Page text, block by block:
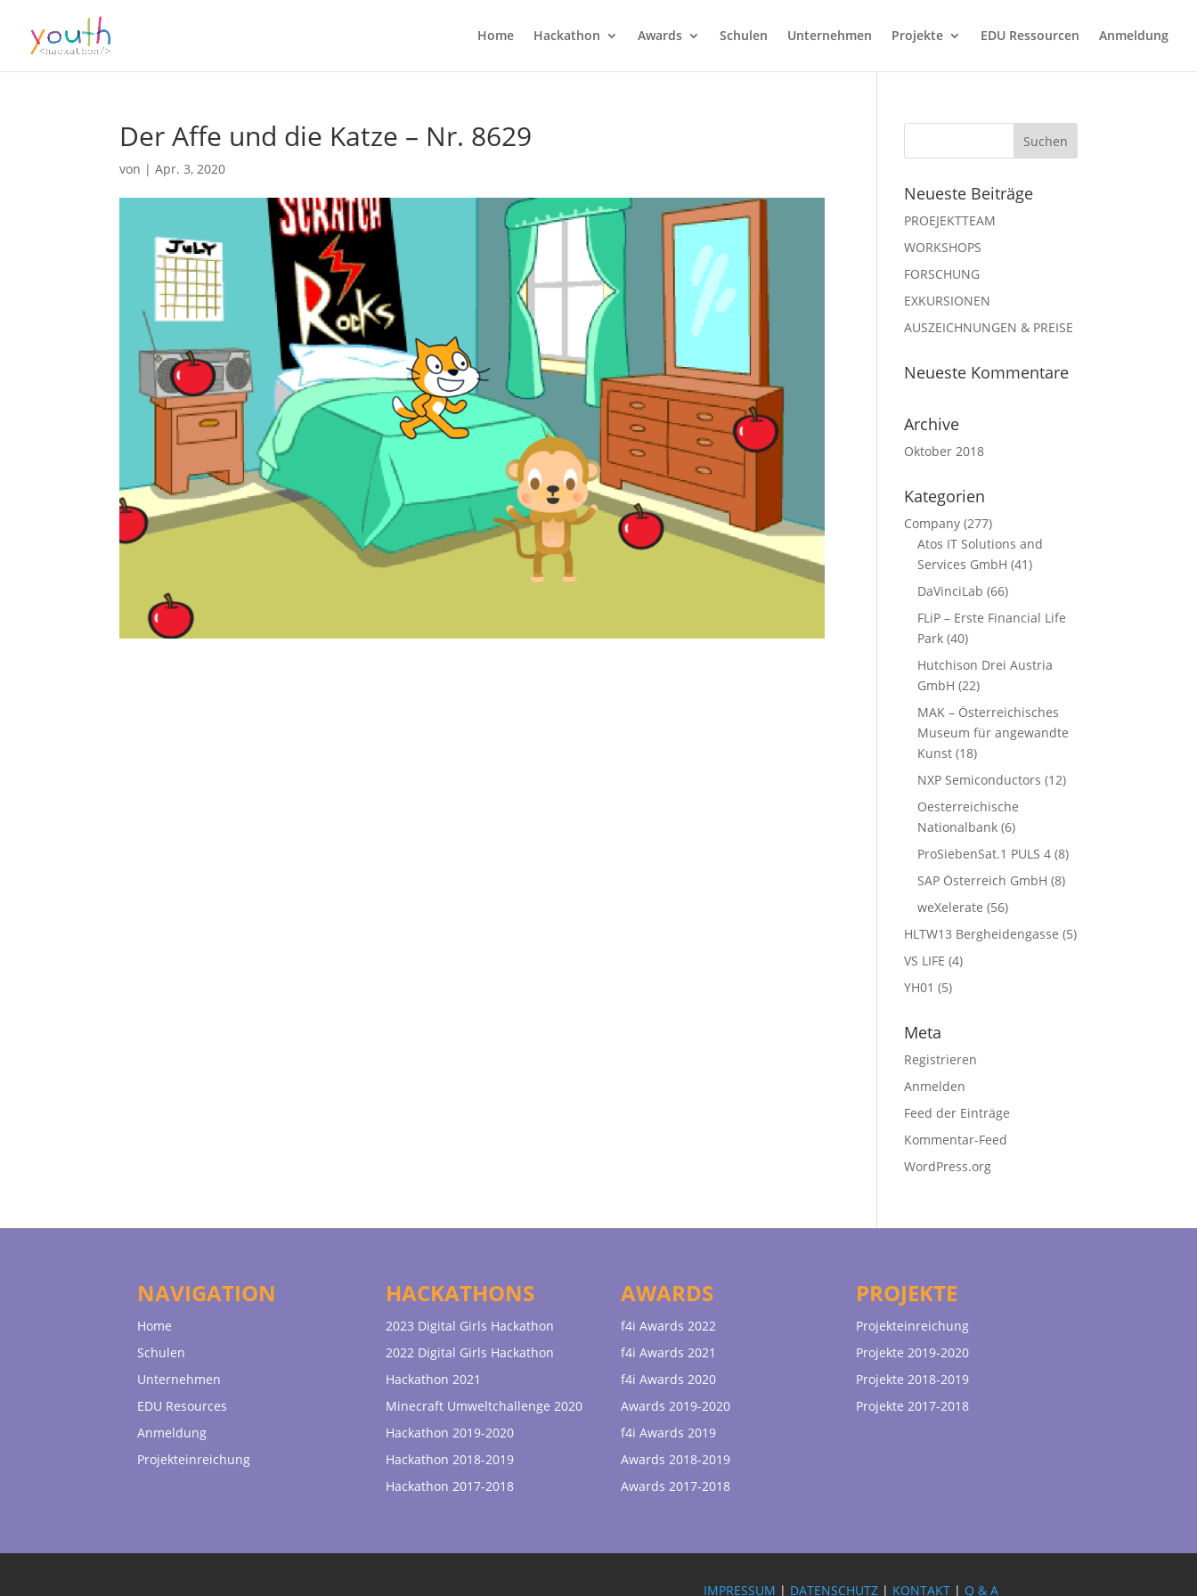
Home Hackathon Awards Schulen Unternehmen Projekte EDU Ressourcen Anmeldung
Der Affe und die Katze – Nr. 8629
von |Apr. 3, 2020
Neueste Beiträge
PROEJEKTTEAM
WORKSHOPS
FORSCHUNG
EXKURSIONEN
AUSZEICHNUNGEN & PREISE
Neueste Kommentare
Archive
Oktober 2018
Kategorien
Company (277)
Atos IT Solutions and
Services GmbH (41)
DaVinciLab (66)
FLiP – Erste Financial Life
Park (40)
Hutchison Drei Austria
GmbH (22)
MAK – Österreichisches
Museum für angewandte
Kunst (18)
NXP Semiconductors (12)
Oesterreichische
Nationalbank (6)
ProSiebenSat.1 PULS 4 (8)
SAP Österreich GmbH (8)
weXelerate (56)
HLTW13 Bergheidengasse (5)
VS LIFE (4)
YH01 (5)
Meta
Registrieren
Anmelden
Feed der Einträge
Kommentar-Feed
WordPress.org
NAVIGATION
Home
Schulen
Unternehmen
EDU Resources
Anmeldung
Projekteinreichung
HACKATHONS
2023 Digital Girls Hackathon
2022 Digital Girls Hackathon
Hackathon 2021
Minecraft Umweltchallenge 2020
Hackathon 2019-2020
Hackathon 2018-2019
Hackathon 2017-2018
AWARDS
f4i Awards 2022
f4i Awards 2021
f4i Awards 2020
Awards 2019-2020
f4i Awards 2019
Awards 2018-2019
Awards 2017-2018
PROJEKTE
Projekteinreichung
Projekte 2019-2020
Projekte 2018-2019
Projekte 2017-2018
IMPRESSUM | DATENSCHUTZ | KONTAKT | Q & A